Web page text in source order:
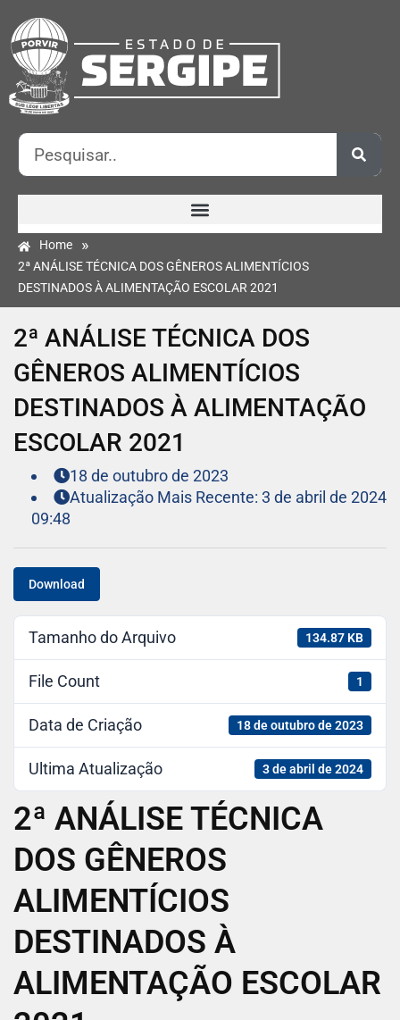
Home »
2ª ANÁLISE TÉCNICA DOS GÊNEROS ALIMENTÍCIOS
DESTINADOS À ALIMENTAÇÃO ESCOLAR 2021
2ª ANÁLISE TÉCNICA DOS
GÊNEROS ALIMENTÍCIOS
DESTINADOS À ALIMENTAÇÃO
ESCOLAR 2021
18 de outubro de 2023
Atualização Mais Recente: 3 de abril de 2024
09:48
Download
Tamanho do Arquivo 134.87 KB
File Count 1
Data de Criação 18 de outubro de 2023
Ultima Atualização 3 de abril de 2024
2ª ANÁLISE TÉCNICA
DOS GÊNEROS
ALIMENTÍCIOS
DESTINADOS À
ALIMENTAÇÃO ESCOLAR